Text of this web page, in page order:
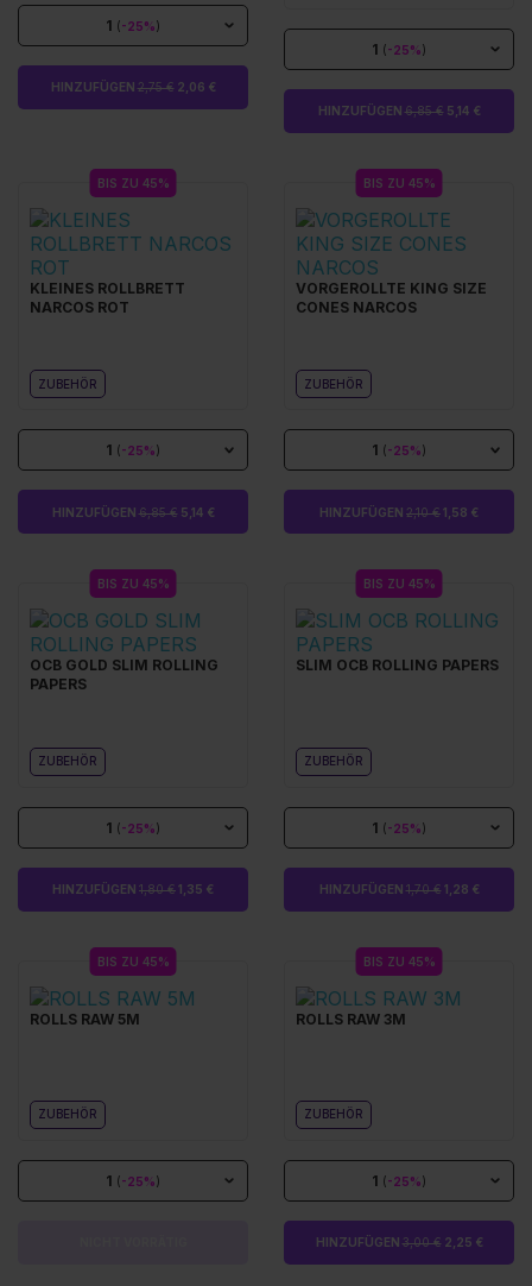
1 (-25%)
HINZUFÜGEN 2,75 € 2,06 €
1 (-25%)
HINZUFÜGEN 6,85 € 5,14 €
BIS ZU 45%
KLEINES ROLLBRETT
NARCOS ROT
ZUBEHÖR
1 (-25%)
HINZUFÜGEN 6,85 € 5,14 €
BIS ZU 45%
VORGEROLLTE KING SIZE
CONES NARCOS
ZUBEHÖR
1 (-25%)
HINZUFÜGEN 2,10 €1,58 €
BIS ZU 45%
OCB GOLD SLIM ROLLING
PAPERS
ZUBEHÖR
1 (-25%)
HINZUFÜGEN 1,80 €1,35 €
BIS ZU 45%
SLIM OCB ROLLING PAPERS
ZUBEHÖR
1 (-25%)
HINZUFÜGEN 1,70 € 1,28 €
BIS ZU 45%
ROLLS RAW 5M
ZUBEHÖR
1 (-25%)
BIS ZU 45%
ROLLS RAW 3M
ZUBEHÖR
1 (-25%)
HINZUFÜGEN 3,00 € 2,25 €